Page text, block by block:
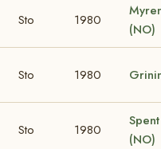
Sto 1980
(NO)
Sto 1980
Sto 1980
(NO)